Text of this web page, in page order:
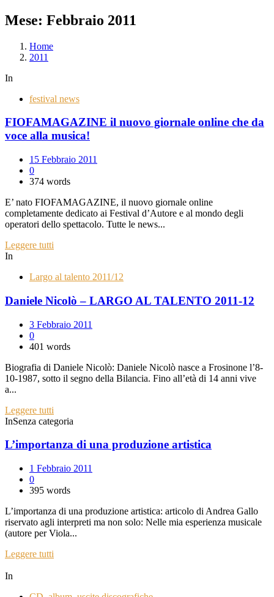
Mese: Febbraio 2011
Home
2011
In
festival news
FIOFAMAGAZINE il nuovo giornale online che da
voce alla musica!
15 Febbraio 2011
0
374 words
E’ nato FIOFAMAGAZINE, il nuovo giornale online
completamente dedicato ai Festival d’Autore e al mondo degli
operatori dello spettacolo. Tutte le news...
Leggere tutti
In
Largo al talento 2011/12
Daniele Nicolò – LARGO AL TALENTO 2011-12
3 Febbraio 2011
0
401 words
Biografia di Daniele Nicolò: Daniele Nicolò nasce a Frosinone l’8-
10-1987, sotto il segno della Bilancia. Fino all’età di 14 anni vive
a...
Leggere tutti
InSenza categoria
L’importanza di una produzione artistica
1 Febbraio 2011
0
395 words
L’importanza di una produzione artistica: articolo di Andrea Gallo
riservato agli interpreti ma non solo: Nelle mia esperienza musicale
(autore per Viola...
Leggere tutti
In